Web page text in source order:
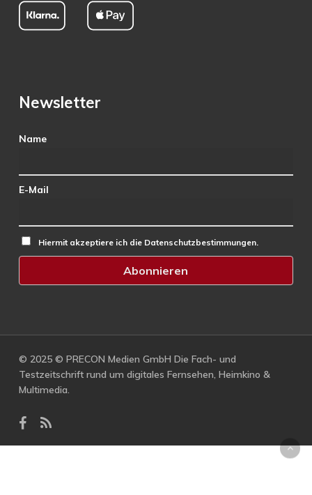
Newsletter
Name
E-Mail
Hiermit akzeptiere ich die Datenschutzbestimmungen.
© 2025 © PRECON Medien GmbH Die Fach- und
Testzeitschrift rund um digitales Fernsehen, Heimkino &
Multimedia.
facebook
RSS